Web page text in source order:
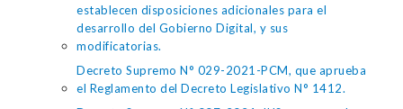
establecen disposiciones adicionales para el
desarrollo del Gobierno Digital, y sus
modificatorias.
Decreto Supremo N° 029-2021-PCM, que aprueba
el Reglamento del Decreto Legislativo N° 1412.